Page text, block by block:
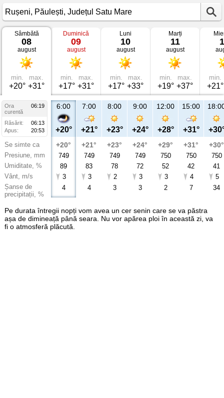
Vremea
Rușeni
Păulești,
Județul
Mare
Sâmbătă
08
august
min.
+20°
max.
+31°
Duminică
09
august
min.
+17°
max.
+31°
Luni
10
august
min.
+17°
max.
+33°
Marți
11
august
min.
+19°
max.
+37°
min.
+21°
Ora
06:19
curentă
Răsărit:
06:13
Apus:
20:53
Se simte ca
Presiune, mm
Umiditate, %
Vânt, m/s
Șanse de
precipitații, %
6:00
+20°
+20°
749
89
3
4
7:00
+21°
+21°
749
83
3
4
8:00
+23°
+23°
749
78
2
3
9:00
+24°
+24°
749
72
3
3
12:00
+28°
+29°
750
52
3
2
15:00
+31°
+31°
750
42
4
7
+30°
750
41
5
34
Pe durata întregii nopți vom avea un cer senin care se va păstra
așa de dimineață până seara. Nu vor apărea ploi în această zi, va
fi o atmosferă plăcută.